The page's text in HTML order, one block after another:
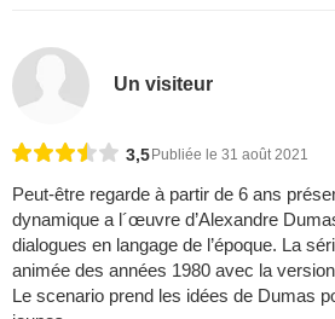
Un visiteur
3,5 Publiée le 31 août 2021
Peut-être regarde à partir de 6 ans
dynamique a l´œuvre d’Alexandre
dialogues en langage de l’époque. La
animée des années 1980 avec la
Le scenario prend les idées de Dumas